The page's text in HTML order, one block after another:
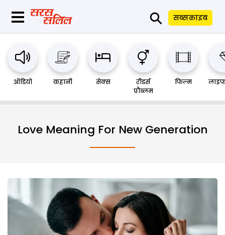
⚲ सब्सक्राइब
ऑडियो कहानी सेक्स
रीडर्स
प्रौब्लम
फिल्म
Love Meaning For New Generation